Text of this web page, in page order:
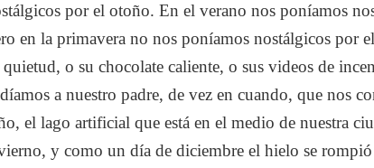
por el otoño. En el verano nos poníamos
en la primavera no nos poníamos nostálgicos por
quietud, o su chocolate caliente, o sus videos de
a nuestro padre, de vez en cuando, que nos
el lago artificial que está en el medio de nuestra
y como un día de diciembre el hielo se rompió